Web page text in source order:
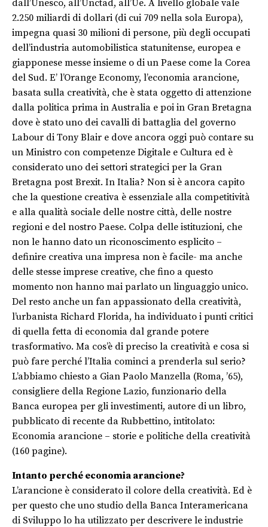
dall’Unesco, all’Unctad, all’Ue. A livello globale vale
2.250 miliardi di dollari (di cui 709 nella sola Europa),
impegna quasi 30 milioni di persone, più degli occupati
dell’industria automobilistica statunitense, europea e
giapponese messe insieme o di un Paese come la Corea
del Sud. E’ l’Orange Economy, l’economia arancione,
basata sulla creatività, che è stata oggetto di attenzione
dalla politica prima in Australia e poi in Gran Bretagna
dove è stato uno dei cavalli di battaglia del governo
Labour di Tony Blair e dove ancora oggi può contare su
un Ministro con competenze Digitale e Cultura ed è
considerato uno dei settori strategici per la Gran
Bretagna post Brexit. In Italia? Non si è ancora capito
che la questione creativa è essenziale alla competitività
e alla qualità sociale delle nostre città, delle nostre
regioni e del nostro Paese. Colpa delle istituzioni, che
non le hanno dato un riconoscimento esplicito –
definire creativa una impresa non è facile- ma anche
delle stesse imprese creative, che fino a questo
momento non hanno mai parlato un linguaggio unico.
Del resto anche un fan appassionato della creatività,
l’urbanista Richard Florida, ha individuato i punti critici
di quella fetta di economia dal grande potere
trasformativo. Ma cos’è di preciso la creatività e cosa si
può fare perché l’Italia cominci a prenderla sul serio?
L’abbiamo chiesto a Gian Paolo Manzella (Roma, ’65),
consigliere della Regione Lazio, funzionario della
Banca europea per gli investimenti, autore di un libro,
pubblicato di recente da Rubbettino, intitolato:
Economia arancione – storie e politiche della creatività
(160 pagine).
Intanto perché economia arancione?
L’arancione è considerato il colore della creatività. Ed è
per questo che uno studio della Banca Interamericana
di Sviluppo lo ha utilizzato per descrivere le industrie